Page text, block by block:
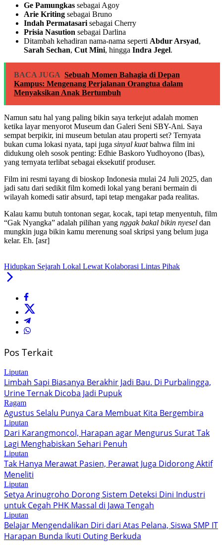
Ge Pamungkas sebagai Agoy
Arie Kriting sebagai Bruno
Indah Permatasari sebagai Cherry
Prisia Nasution sebagai Darlina
Ditambah kehadiran nama-nama seperti Abdur Arsyad,
Sarah Sechan, Cut Mini, hingga Indra Jegel.
BACA JUGA Sebuah Momen Bahagia di Depan
Kampus: Mengenang Perjalanan Orangtua dalam
Menyaksikan Anak Bertumbuh
Namun satu hal yang paling bikin saya terkejut adalah momen
ketika layar menyorot Museum dan Galeri Seni SBY-Ani. Saya
sempat berpikir, ini museum betulan atau properti set? Ternyata
bukan cuma lokasi nyata, tapi juga sinyal kuatbahwa film ini
didukung oleh sosok penting: Edhie Baskoro Yudhoyono (Ibas),
yang ternyata terlibat sebagai eksekutif produser.
Film ini resmi tayang di bioskop Indonesia mulai 24 Juli 2025, dan
jadi satu dari sedikit film komedi lokal yang berani bermain di
wilayah komedi satir absurd, tapi tetap mengakar pada realitas.
Kalau kamu butuh tontonan segar, kocak, tapi tetap menyentuh, film
“Gak Nyangka” adalah pilihan yang nggak bakal bikin nyesel dan
mungkin juga bikin kamu merenung soal skripsi yang belum juga
kelar. Eh. [asr]
Hidupkan Sejarah Lokal Lewat Kolaborasi Lintas Pihak
Pos Terkait
Liputan
Limbah Sapi Biasanya Berakhir Jadi Bau. Di Purbalingga,
Urine Ternak Dicoba Jadi Pupuk
Ragam
Agustus Selalu Punya Cara Membuat Kita Bergembira
Liputan
Dari Karangmoncol, Harapan agar Mengurus Surat Tak
Lagi Menghabiskan Sehari Penuh
Liputan
Tak Hanya Merawat Pasien, Perawat Juga Didorong Aktif
Meneliti
Liputan
Setya Arinugroho Dorong Sistem Deteksi Dini Industri
untuk Cegah PHK Massal di Jawa Tengah
Liputan
Belajar Mengendalikan Diri dari Atas Pelana, Siswa SMP IT
Harapan Bunda Ikuti Outing Berkuda